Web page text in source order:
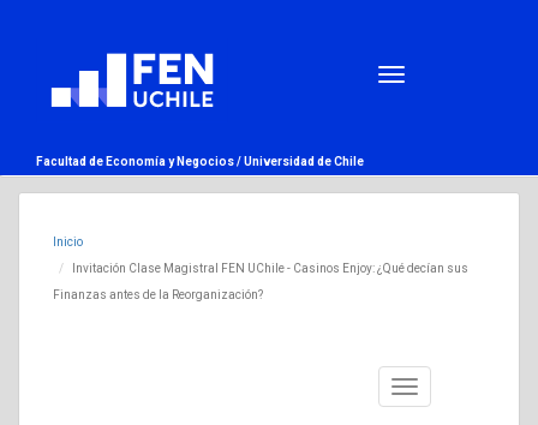
Facultad de Economía y Negocios /Universidad de Chile
Inicio
Invitación Clase Magistral FEN UChile - Casinos Enjoy: ¿Qué decían sus
Finanzas antes de la Reorganización?
Toggle